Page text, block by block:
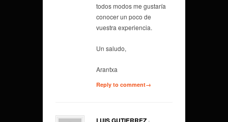
todos modos me gustaría
conocer un poco de
vuestra experiencia.
Un saludo,
Arantxa
Reply to comment→
-